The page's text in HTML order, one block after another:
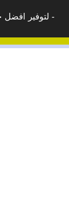
لتوفير افضل